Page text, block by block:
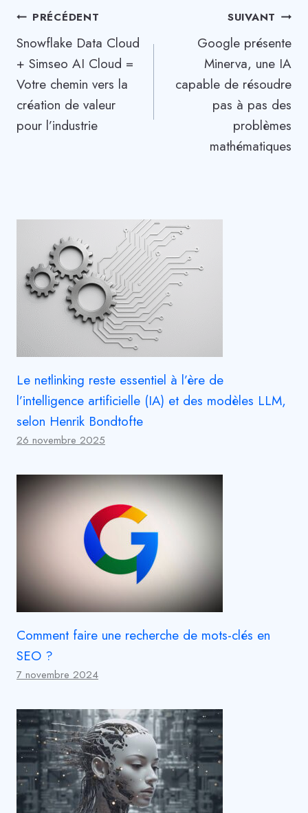
Navigation
de
l’article
PRÉCÉDENT
Snowflake Data Cloud
+ Simseo AI Cloud =
Votre chemin vers la
création de valeur
pour l’industrie
SUIVANT
Google présente
Minerva, une IA
capable de résoudre
pas à pas des
problèmes
mathématiques
Le netlinking reste essentiel à l’ère de
l’intelligence artificielle (IA) et des modèles LLM,
selon Henrik Bondtofte
26 novembre 2025
Comment faire une recherche de mots-clés en
SEO ?
7 novembre 2024